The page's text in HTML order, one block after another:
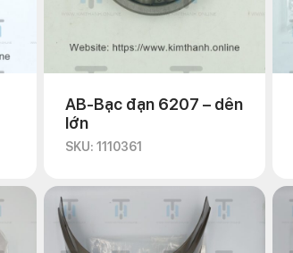
AB-Bạc đạn 6207 – dên
lớn
SKU: 1110361